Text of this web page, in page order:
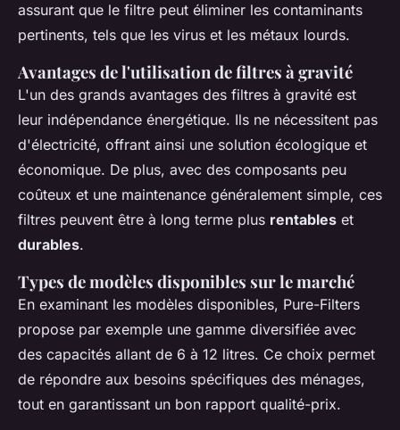
assurant que le filtre peut éliminer les contaminants
pertinents, tels que les virus et les métaux lourds.
Avantages de l'utilisation de filtres à gravité
L'un des grands avantages des filtres à gravité est
leur indépendance énergétique. Ils ne nécessitent pas
d'électricité, offrant ainsi une solution écologique et
économique. De plus, avec des composants peu
coûteux et une maintenance généralement simple, ces
filtres peuvent être à long terme plus rentables et
durables.
Types de modèles disponibles sur le marché
En examinant les modèles disponibles, Pure-Filters
propose par exemple une gamme diversifiée avec
des capacités allant de 6 à 12 litres. Ce choix permet
de répondre aux besoins spécifiques des ménages,
tout en garantissant un bon rapport qualité-prix.